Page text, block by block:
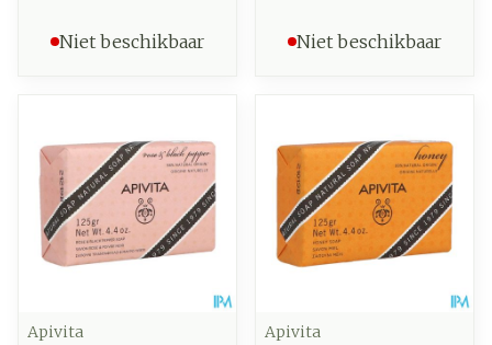
Niet beschikbaar Niet beschikbaar
Apivita
Apivita